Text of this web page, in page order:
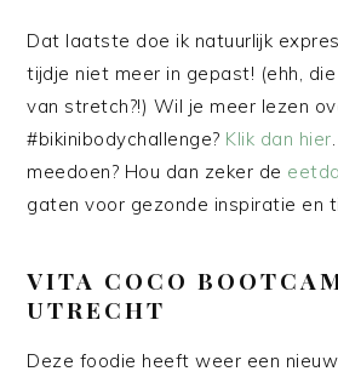
Dat laatste doe ik natuurlijk
tijdje niet meer in gepast! (ehh,
van stretch?!) Wil je meer lezen
#bikinibodychallenge? Klik dan hier
meedoen? Hou dan zeker de
gaten voor gezonde inspiratie en
VITA COCO
UTRECHT
Deze foodie heeft weer een